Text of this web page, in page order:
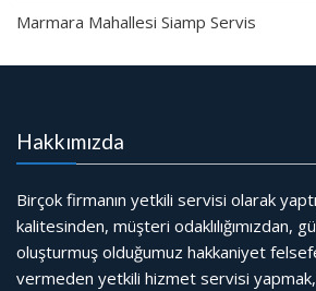
Marmara Mahallesi Siamp Servis
Hakkımızda
Birçok firmanın yetkili servisi olarak
kalitesinden, müşteri odaklılığımızdan,
oluşturmuş olduğumuz hakkaniyet
vermeden yetkili hizmet servisi